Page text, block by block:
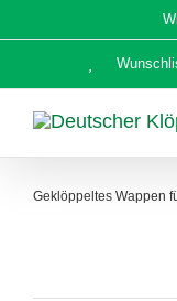
Inhalt
Geklöppeltes Wappen